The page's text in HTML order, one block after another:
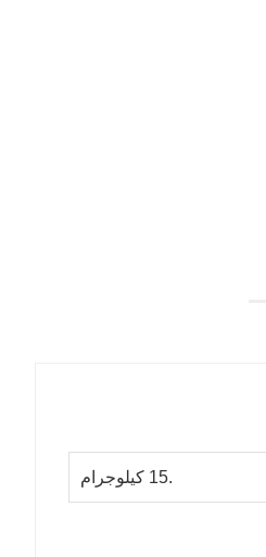
.15 كيلوجرام